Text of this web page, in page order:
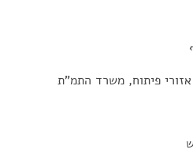
פיתוח, משרד התמ"ת